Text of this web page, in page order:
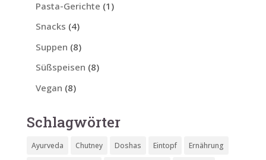
Pasta-Gerichte (1)
Snacks (4)
Suppen (8)
Süßspeisen (8)
Vegan (8)
Schlagwörter
Ayurveda Chutney Doshas Eintopf Ernährung